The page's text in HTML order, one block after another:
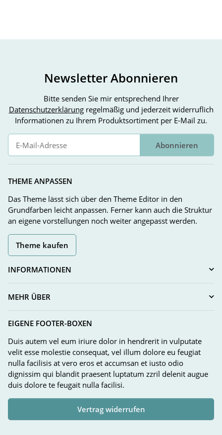
Newsletter Abonnieren
Bitte senden Sie mir entsprechend Ihrer
Datenschutzerklärungregelmäßig und jederzeit widerruflich
Informationen zu Ihrem Produktsortiment per E-Mail zu.
Abonnieren
THEME ANPASSEN
Das Theme lässt sich über den Theme Editor in den
Grundfarben leicht anpassen. Ferner kann auch die Struktur
an eigene vorstellungen noch weiter angepasst werden.
Theme kaufen
INFORMATIONEN
MEHR ÜBER
EIGENE FOOTER-BOXEN
Duis autem vel eum iriure dolor in hendrerit in vulputate
velit esse molestie consequat, vel illum dolore eu feugiat
nulla facilisis at vero eros et accumsan et iusto odio
dignissim qui blandit praesent luptatum zzril delenit augue
duis dolore te feugait nulla facilisi.
Vertrag widerrufen